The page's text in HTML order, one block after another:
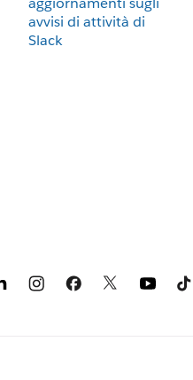
avvisi di attività di
Slack